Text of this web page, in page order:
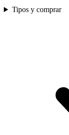
Tipos y comprar